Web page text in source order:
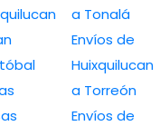
a Tonalá
Envíos de
Huixquilucan
a Torreón
Envíos de